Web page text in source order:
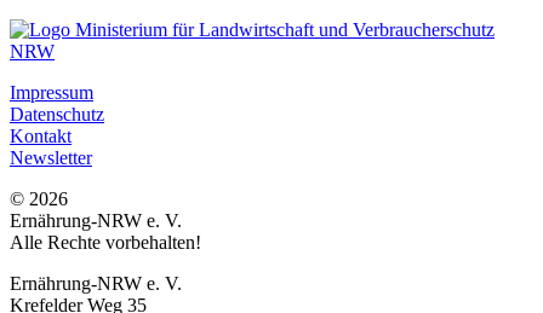
Impressum
Datenschutz
Kontakt
Newsletter
© 2026
Ernährung-NRW e. V.
Alle Rechte vorbehalten!
Ernährung-NRW e. V.
Krefelder Weg 35